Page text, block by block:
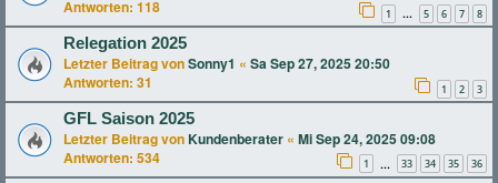
Antworten: 118 1 … 5 6 7 8
Relegation 2025
Letzter Beitrag vonSonny1 « Sa Sep 27, 2025 20:50
Antworten: 31 1 2 3
GFL Saison 2025
Letzter Beitrag von Kundenberater « Mi Sep 24, 2025 09:08
Antworten: 534 1 … 33 34 35 36